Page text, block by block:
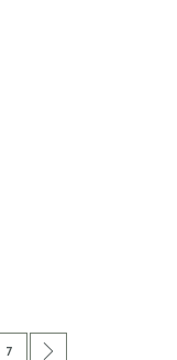
stai leggendo la pagina
Pagina
7